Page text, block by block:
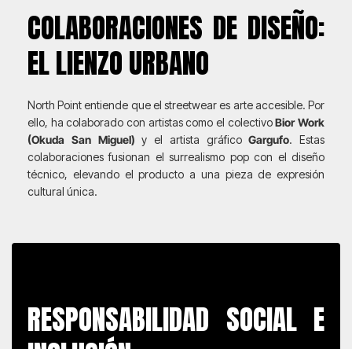
COLABORACIONES DE DISEÑO:
EL LIENZO URBANO
North Point entiende que el streetwear es arte accesible. Por
ello, ha colaborado con artistas como el colectivoBior Work
(Okuda San Miguel) y el artista gráficoGargufo. Estas
colaboraciones fusionan el surrealismo pop con el diseño
técnico, elevando el producto a una pieza de expresión
cultural única.
RESPONSABILIDAD SOCIAL E